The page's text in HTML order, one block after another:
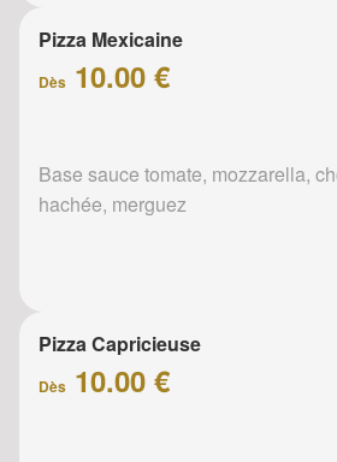
Pizza Mexicaine
Dès 10.00 €
Base sauce tomate, mozzarella,
hachée, merguez
Pizza Capricieuse
Dès 10.00 €